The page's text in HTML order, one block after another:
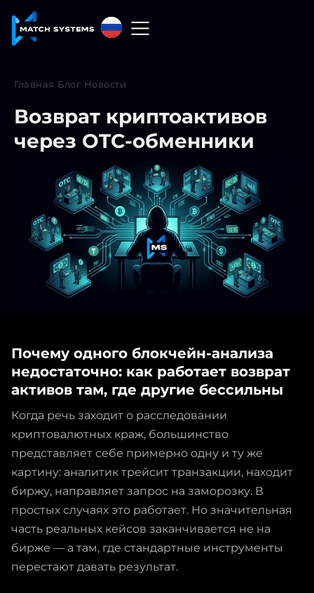
Русский
Español
Français
العربية
Русский
Главная Блог Новости
Возврат криптоактивов
через OTC-обменники
Почему одного блокчейн-анализа
недостаточно: как работает возврат
активов там, где другие бессильны
Когда речь заходит о расследовании
криптовалютных краж, большинство
представляет себе примерно одну и ту же
картину: аналитик трейсит транзакции, находит
биржу, направляет запрос на заморозку. В
простых случаях это работает. Но значительная
часть реальных кейсов заканчивается не на
бирже — а там, где стандартные инструменты
перестают давать результат.